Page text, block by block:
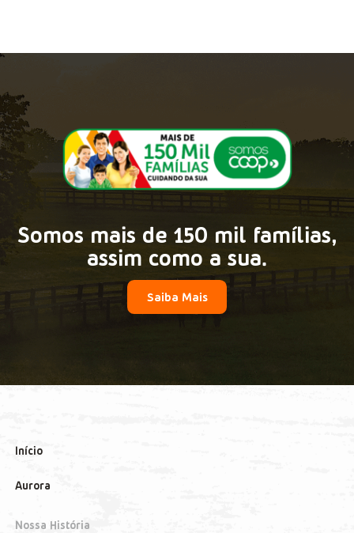
Somos mais de 150 mil famílias,
assim como a sua.
Saiba Mais
Início
Aurora
Nossa História